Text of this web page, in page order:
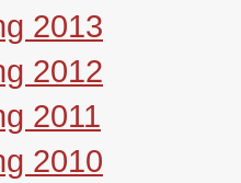
2013
2012
2011
2010